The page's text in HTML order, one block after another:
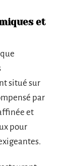
et
situé sur
par
et
pour